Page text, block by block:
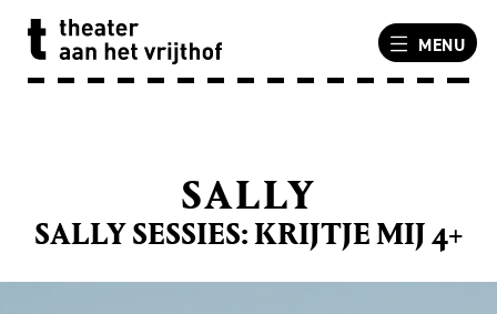
MENU
SALLY SESSIES: KRIJTJE MIJ 4+
SALLY